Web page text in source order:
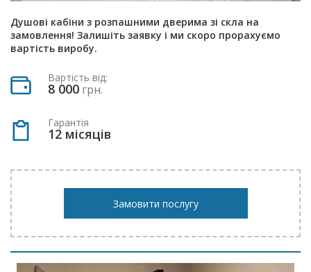
Душові кабіни з розпашними дверима зі скла на
замовлення! Залишіть заявку і ми скоро прорахуємо
вартість виробу.
Вартість від:
8 000 грн.
Гарантія
12 місяців
Замовити послугу